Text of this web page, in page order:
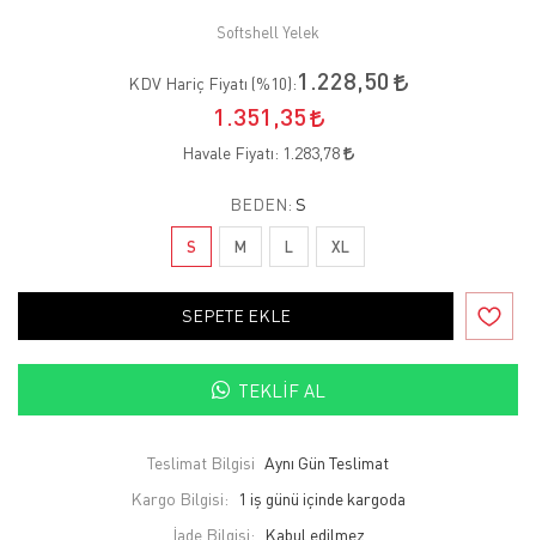
Softshell Yelek
KDV Hariç Fiyatı (%10):1.228,50
1.351,35
Havale Fiyatı: 1.283,78
BEDEN: S
S M L XL
SEPETE EKLE
TEKLIF AL
Teslimat Bilgisi Aynı Gün Teslimat
Kargo Bilgisi:
1 iş günü içinde kargoda
İade Bilgisi: